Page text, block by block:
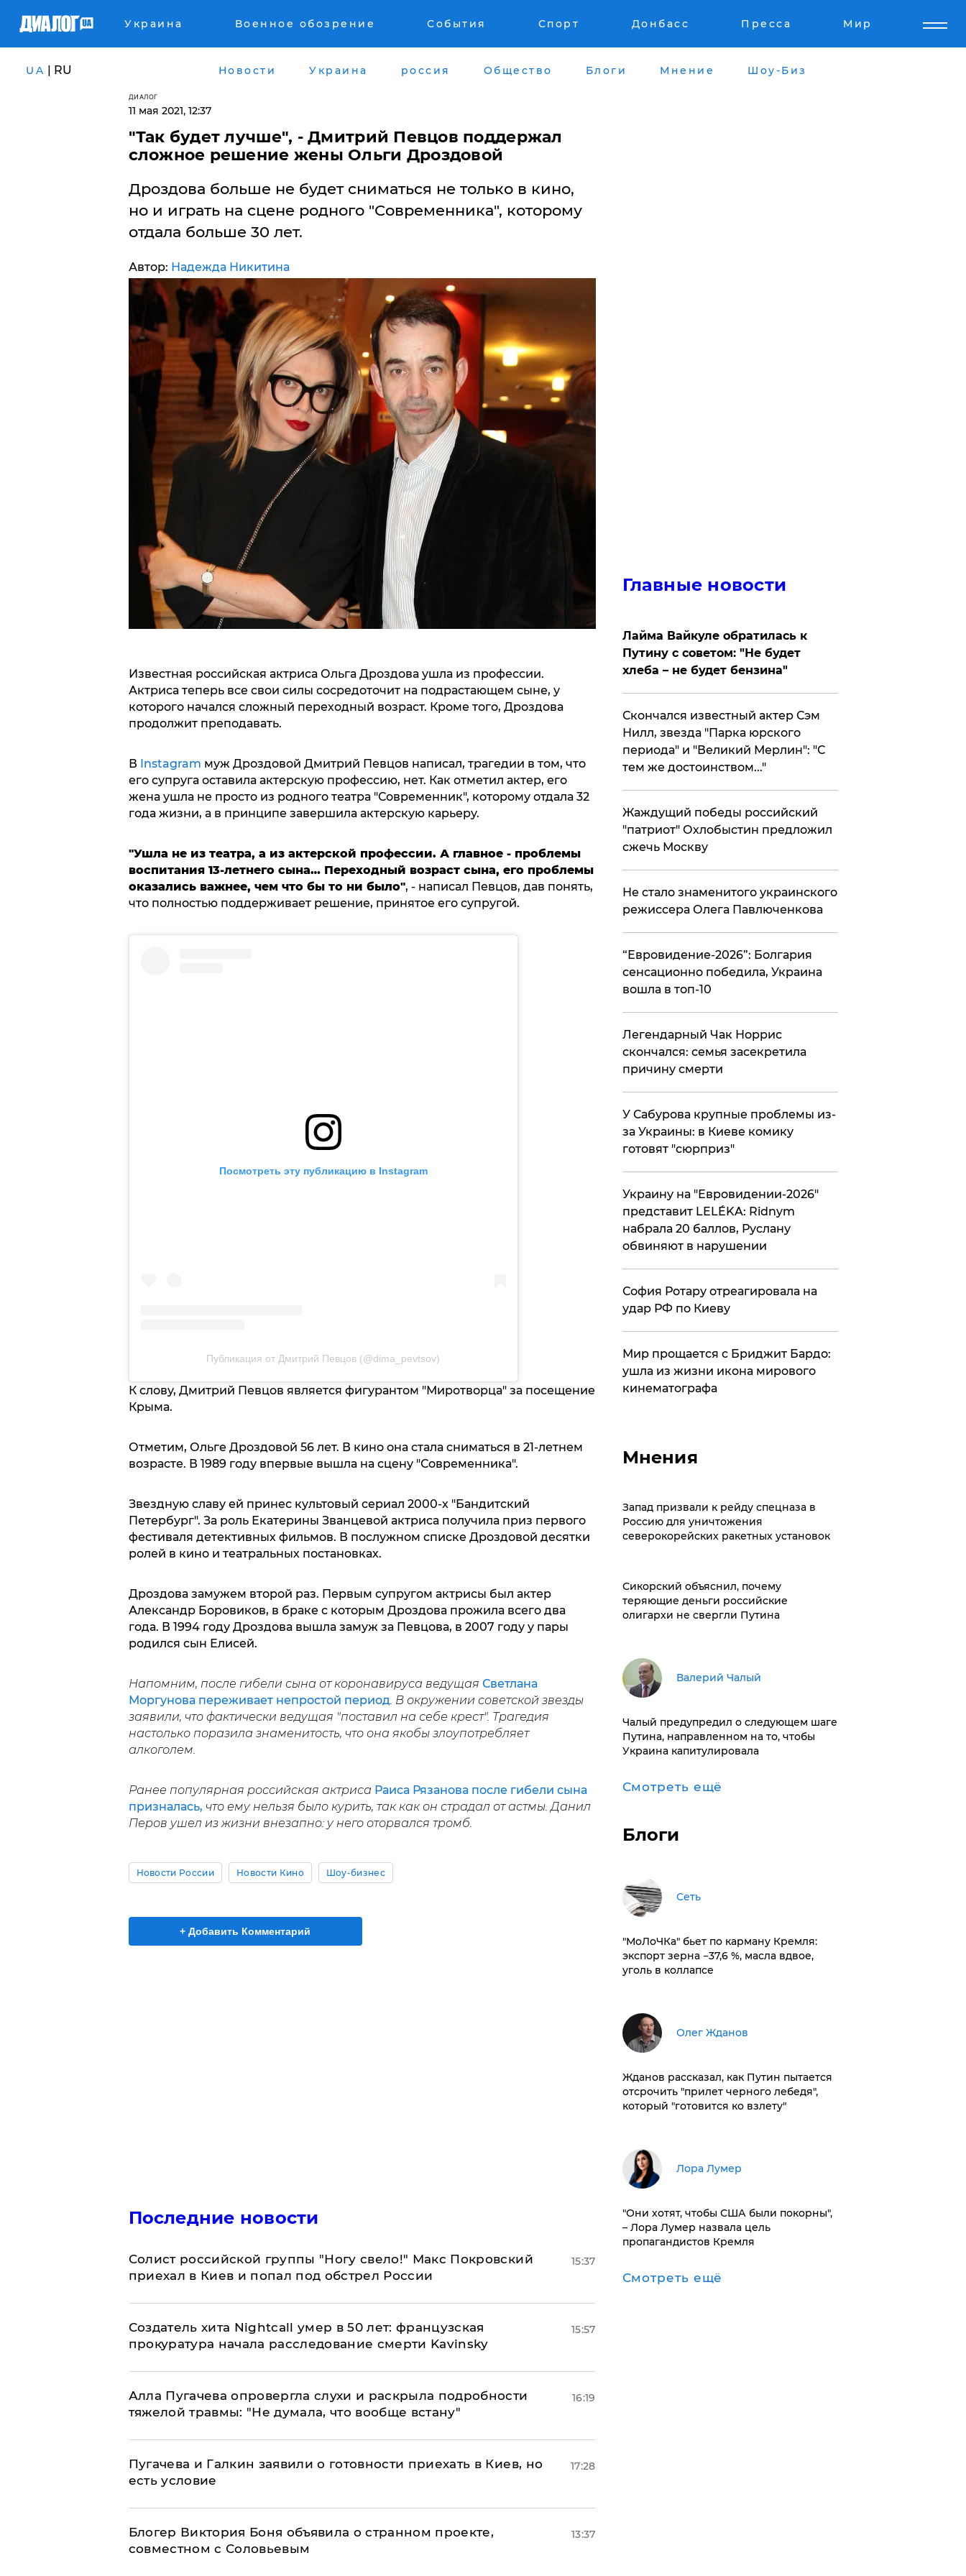
Украина Военное обозрение События Спорт Донбасс Пресса Мир
UA | RU Новости Украина россия Общество Блоги Мнение Шоу-Биз
ДИАЛОГ
11 мая 2021, 12:37
"Так будет лучше", - Дмитрий Певцов поддержал
сложное решение жены Ольги Дроздовой
Дроздова больше не будет сниматься не только в кино,
но и играть на сцене родного "Современника", которому
отдала больше 30 лет.
Автор: Надежда Никитина
Известная российская актриса Ольга Дроздова ушла из профессии.
Актриса теперь все свои силы сосредоточит на подрастающем сыне, у
которого начался сложный переходный возраст. Кроме того, Дроздова
продолжит преподавать.
В Instagram муж Дроздовой Дмитрий Певцов написал, трагедии в том, что
его супруга оставила актерскую профессию, нет. Как отметил актер, его
жена ушла не просто из родного театра "Современник", которому отдала 32
года жизни, а в принципе завершила актерскую карьеру.
"Ушла не из театра, а из актерской профессии. А главное - проблемы
воспитания 13-летнего сына… Переходный возраст сына, его проблемы
оказались важнее, чем что бы то ни было", - написал Певцов, дав понять,
что полностью поддерживает решение, принятое его супругой.
Посмотреть эту публикацию в Instagram
Публикация от Дмитрий Певцов (@dima_pevtsov)
К слову, Дмитрий Певцов является фигурантом "Миротворца" за посещение
Крыма.
Отметим, Ольге Дроздовой 56 лет. В кино она стала сниматься в 21-летнем
возрасте. В 1989 году впервые вышла на сцену "Современника".
Звездную славу ей принес культовый сериал 2000-х "Бандитский
Петербург". За роль Екатерины Званцевой актриса получила приз первого
фестиваля детективных фильмов. В послужном списке Дроздовой десятки
ролей в кино и театральных постановках.
Дроздова замужем второй раз. Первым супругом актрисы был актер
Александр Боровиков, в браке с которым Дроздова прожила всего два
года. В 1994 году Дроздова вышла замуж за Певцова, в 2007 году у пары
родился сын Елисей.
Напомним, после гибели сына от коронавируса ведущая Светлана
Моргунова переживает непростой период. В окружении советской звезды
заявили, что фактически ведущая "поставил на себе крест". Трагедия
настолько поразила знаменитость, что она якобы злоупотребляет
алкоголем.
Ранее популярная российская актриса Раиса Рязанова после гибели сына
призналась, что ему нельзя было курить, так как он страдал от астмы. Данил
Перов ушел из жизни внезапно: у него оторвался тромб.
Новости России Новости Кино Шоу-бизнес
+ Добавить Комментарий
Последние новости
Солист российской группы "Ногу свело!" Макс Покровский
приехал в Киев и попал под обстрел России
15:37
Создатель хита Nightcall умер в 50 лет: французская
прокуратура начала расследование смерти Kavinsky
15:57
Алла Пугачева опровергла слухи и раскрыла подробности
тяжелой травмы: "Не думала, что вообще встану"
16:19
Пугачева и Галкин заявили о готовности приехать в Киев, но
есть условие
17:28
Блогер Виктория Боня объявила о странном проекте,
совместном с Соловьевым
13:37
Главные новости
Лайма Вайкуле обратилась к
Путину с советом: "Не будет
хлеба – не будет бензина"
Скончался известный актер Сэм
Нилл, звезда "Парка юрского
периода" и "Великий Мерлин": "С
тем же достоинством..."
Жаждущий победы российский
"патриот" Охлобыстин предложил
сжечь Москву
Не стало знаменитого украинского
режиссера Олега Павлюченкова
​“Евровидение-2026”: Болгария
сенсационно победила, Украина
вошла в топ-10
​Легендарный Чак Норрис
скончался: семья засекретила
причину смерти
У Сабурова крупные проблемы из-
за Украины: в Киеве комику
готовят "сюрприз"
Украину на "Евровидении-2026"
представит LELÉKA: Ridnym
набрала 20 баллов, Руслану
обвиняют в нарушении
София Ротару отреагировала на
удар РФ по Киеву
Мир прощается с Бриджит Бардо:
ушла из жизни икона мирового
кинематографа
Мнения
Запад призвали к рейду спецназа в
Россию для уничтожения
северокорейских ракетных установок
Сикорский объяснил, почему
теряющие деньги российские
олигархи не свергли Путина
Валерий Чалый
Чалый предупредил о следующем шаге
Путина, направленном на то, чтобы
Украина капитулировала
Смотреть ещё
Блоги
Сеть
​"МоЛоЧКа" бьет по карману Кремля:
экспорт зерна −37,6 %, масла вдвое,
уголь в коллапсе
Олег Жданов
Жданов рассказал, как Путин пытается
отсрочить "прилет черного лебедя",
который "готовится ко взлету"
​Лора Лумер
"Они хотят, чтобы США были покорны",
– Лора Лумер назвала цель
пропагандистов Кремля
Смотреть ещё